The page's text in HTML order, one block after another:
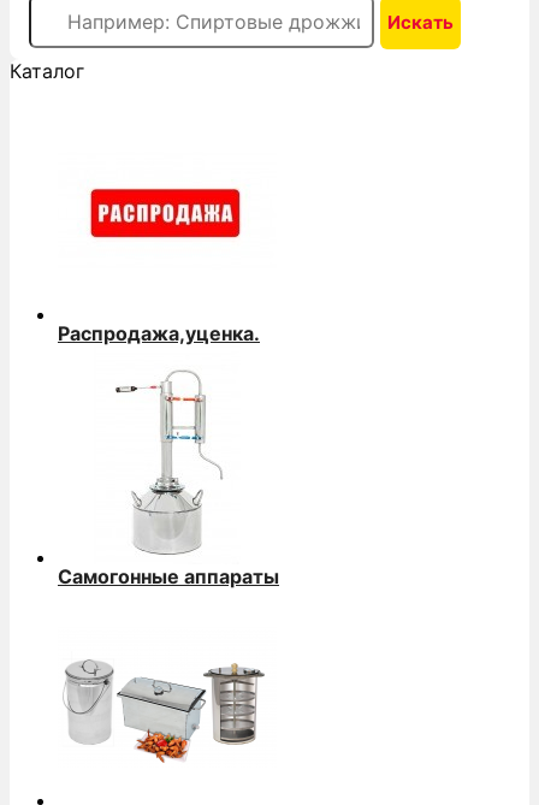
Каталог
Распродажа,уценка.
Самогонные аппараты